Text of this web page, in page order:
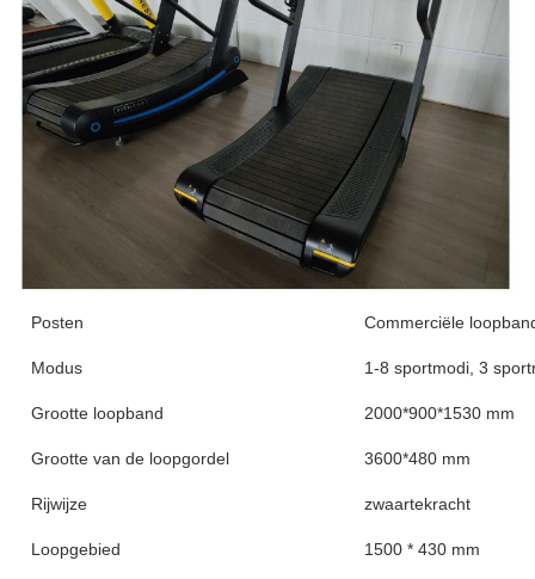
Posten Commerciële
Modus 1-8 sportmodi, 3
Grootte loopband 2000*900*1530 mm
Grootte van de loopgordel 3600*480 mm
Rijwijze zwaartekracht
Loopgebied 1500 * 430 mm